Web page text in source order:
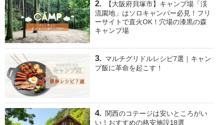
【大阪府貝塚市】キャンプ場「渓
流園地」はソロキャンパー必見！フリ
ーサイトで直火OK！穴場の漆黒の森
キャンプ場
マルチグリドルレシピ7選｜キャン
プ飯に革命を起こす！
関西のコテージは安いところがい
い！おすすめの格安施設18選